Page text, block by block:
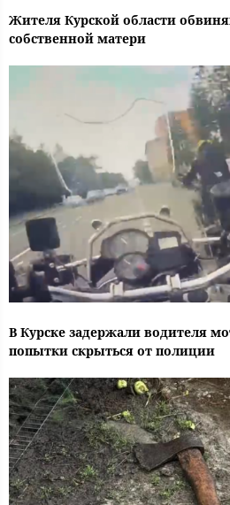
Жителя Курской области
собственной матери
В Курске задержали водителя
попытки скрыться от полиции